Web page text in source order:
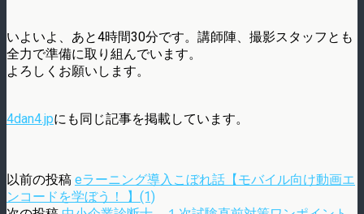
いよいよ、あと4時間30分です。講師陣、撮影スタッフとも
全力で準備に取り組んでいます。
よろしくお願いします。
4dan4.jpにも同じ記事を掲載しています。
以前の投稿 eラーニング導入こぼれ話【モバイル向け動画エ
ンコードを学ぼう！ 】(1)